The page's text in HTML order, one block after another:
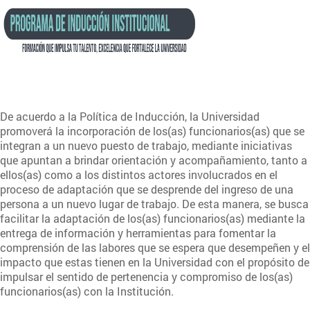
baner.png
De acuerdo a la Política de Inducción, la Universidad
promoverá la incorporación de los(as) funcionarios(as) que se
integran a un nuevo puesto de trabajo, mediante iniciativas
que apuntan a brindar orientación y acompañamiento, tanto a
ellos(as) como a los distintos actores involucrados en el
proceso de adaptación que se desprende del ingreso de una
persona a un nuevo lugar de trabajo. De esta manera, se busca
facilitar la adaptación de los(as) funcionarios(as) mediante la
entrega de información y herramientas para fomentar la
comprensión de las labores que se espera que desempeñen y el
impacto que estas tienen en la Universidad con el propósito de
impulsar el sentido de pertenencia y compromiso de los(as)
funcionarios(as) con la Institución.